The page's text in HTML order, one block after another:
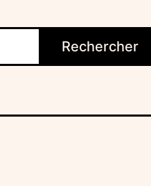
Rechercher